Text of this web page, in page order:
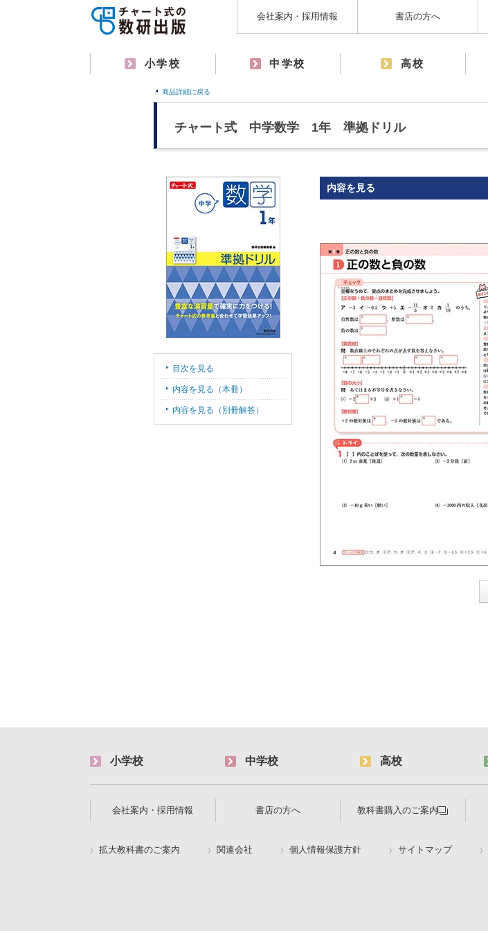
会社案内・採用情報 書店の方へ
小学校 中学校 高校
商品詳細に戻る
チャート式 中学数学 1年 準拠ドリル
内容を見る
目次を見る
内容を見る（本冊）
内容を見る（別冊解答）
小学校 中学校 高校
会社案内・採用情報 書店の方へ 教科書購入のご案内
拡大教科書のご案内 関連会社 個人情報保護方針 サイトマップ